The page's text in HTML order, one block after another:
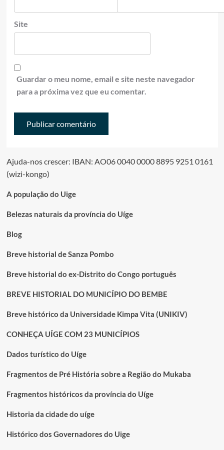
Site
Guardar o meu nome, email e site neste navegador
para a próxima vez que eu comentar.
Ajuda-nos crescer: IBAN: AO06 0040 0000 8895 9251 0161
(wizi-kongo)
A população do Uige
Belezas naturais da província do Uíge
Blog
Breve historial de Sanza Pombo
Breve historial do ex-Distrito do Congo português
BREVE HISTORIAL DO MUNICÍPIO DO BEMBE
Breve histórico da Universidade Kimpa Vita (UNIKIV)
CONHEÇA UÍGE COM 23 MUNICÍPIOS
Dados turístico do Uíge
Fragmentos de Pré História sobre a Região do Mukaba
Fragmentos históricos da província do Uíge
Historia da cidade do uíge
Histórico dos Governadores do Uige